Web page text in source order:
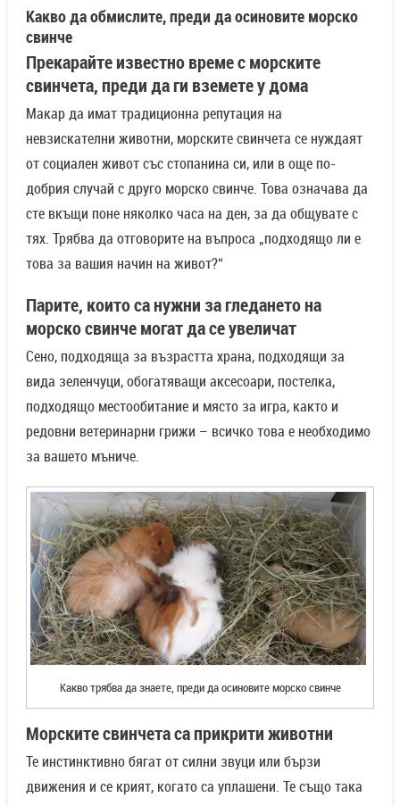
Какво да обмислите, преди да осиновите морско
свинче
Прекарайте известно време с морските
свинчета, преди да ги вземете у дома
Макар да имат традиционна репутация на
невзискателни животни, морските свинчета се нуждаят
от социален живот със стопанина си, или в още по-
добрия случай с друго морско свинче. Това означава да
сте вкъщи поне няколко часа на ден, за да общувате с
тях. Трябва да отговорите на въпроса „подходящо ли е
това за вашия начин на живот?“
Парите, които са нужни за гледането на
морско свинче могат да се увеличат
Сено, подходяща за възрастта храна, подходящи за
вида зеленчуци, обогатяващи аксесоари, постелка,
подходящо местообитание и място за игра, както и
редовни ветеринарни грижи – всичко това е необходимо
за вашето мъниче.
Какво трябва да знаете, преди да осиновите морско свинче
Морските свинчета са прикрити животни
Те инстинктивно бягат от силни звуци или бързи
движения и се крият, когато са уплашени. Те също така